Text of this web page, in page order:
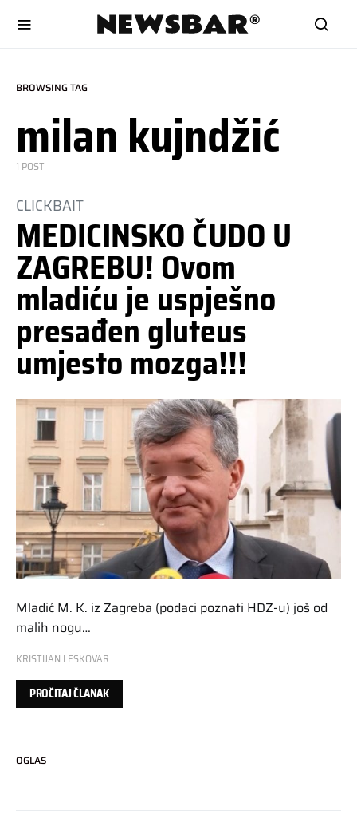
BROWSING TAG
milan kujndžić
1 POST
CLICKBAIT
MEDICINSKO ČUDO U
ZAGREBU! Ovom
mladiću je uspješno
presađen gluteus
umjesto mozga!!!
Mladić M. K. iz Zagreba (podaci poznati HDZ-u) još od
malih nogu…
KRISTIJAN LESKOVAR
PROČITAJ ČLANAK
OGLAS